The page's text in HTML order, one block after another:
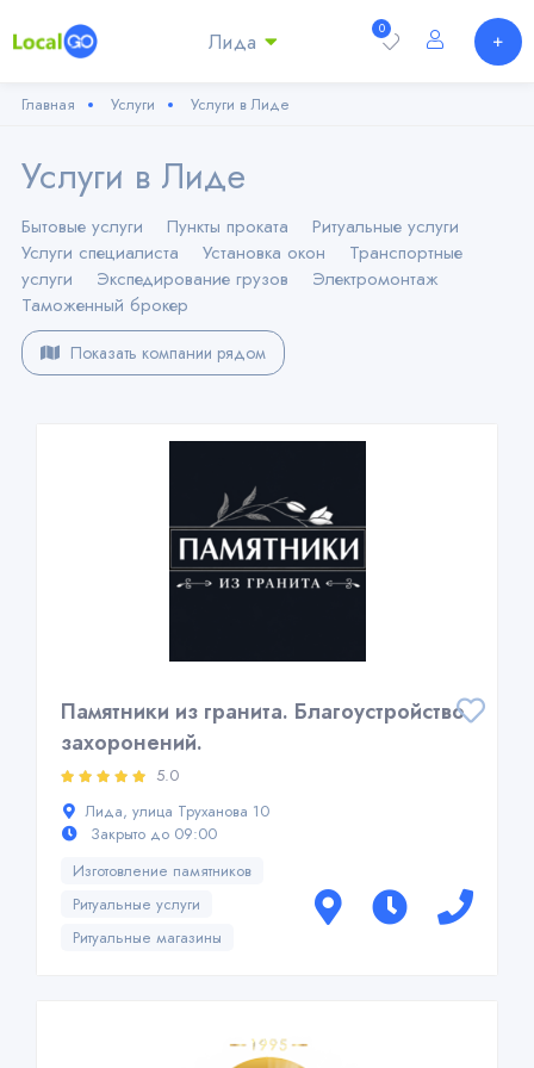
0
Лида
Главная Услуги Услуги в Лиде
Услуги в Лиде
Бытовые услуги Пункты проката
Ритуальные услуги
Услуги специалиста
Установка окон
Транспортные
услуги
Экспедирование грузов
Электромонтаж
Таможенный брокер
Показать компании рядом
Памятники из гранита. Благоустройство
захоронений.
5.0
Лида, улица Труханова 10
Закрыто до 09:00
Изготовление памятников
Ритуальные услуги
Ритуальные магазины